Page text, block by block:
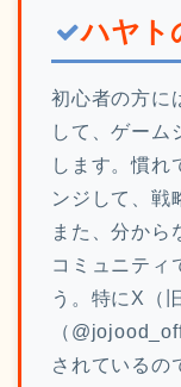
ハヤト
初心者の方に
して、ゲーム
します。慣れ
ンジして、戦
また、分から
コミュニティ
う。特にX（
（
されているの